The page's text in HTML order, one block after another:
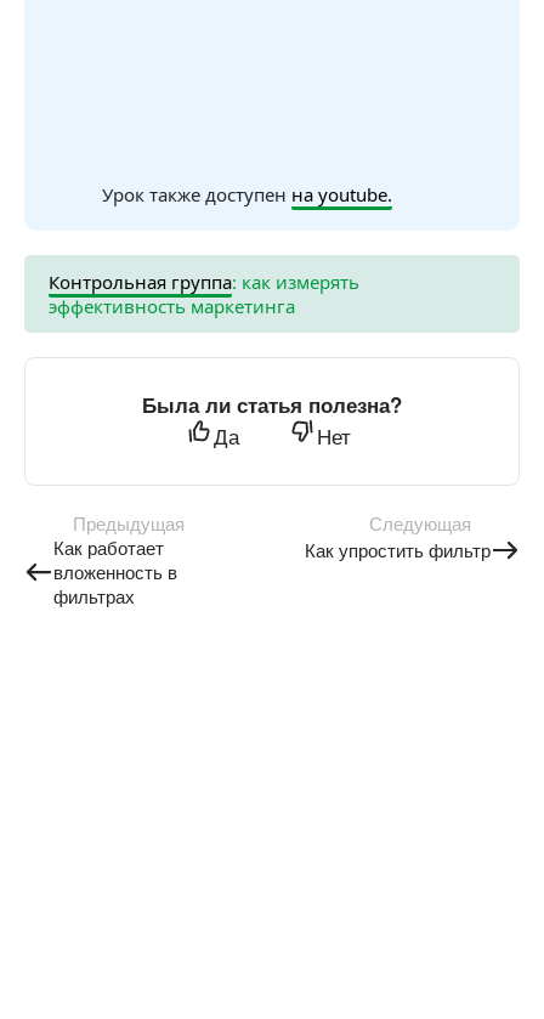
Урок также доступен на youtube.
Контрольная группа: как измерять
эффективность маркетинга
Была ли статья полезна?
Да Нет
Предыдущая
Как работает
вложенность в
фильтрах
Следующая
Как упростить фильтр